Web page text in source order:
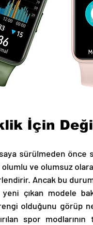
İçin
sürülmeden önce
olumlu ve olumsuz
Ancak bu
yeni çıkan modele
olduğunu görüp
spor modlarının